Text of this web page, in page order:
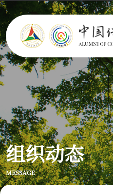
组织动态
MESSAGE